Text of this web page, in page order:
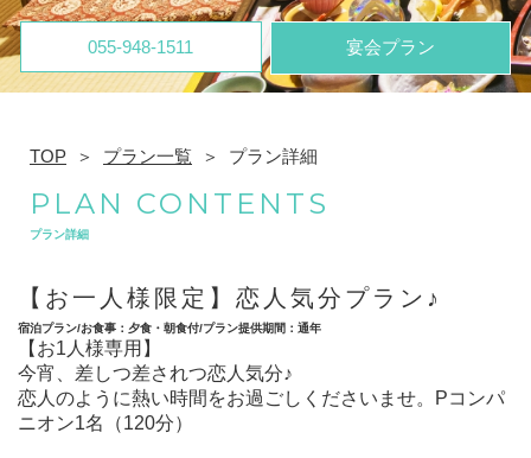
055-948-1511 宴会プラン
TOP プラン一覧 プラン詳細
PLAN CONTENTS
プラン詳細
【お一人様限定】恋人気分プラン♪
宿泊プラン/お食事：夕食・朝食付/プラン提供期間：通年
【お1人様専用】
今宵、差しつ差されつ恋人気分♪
恋人のように熱い時間をお過ごしくださいませ。Pコンパ
ニオン1名（120分）